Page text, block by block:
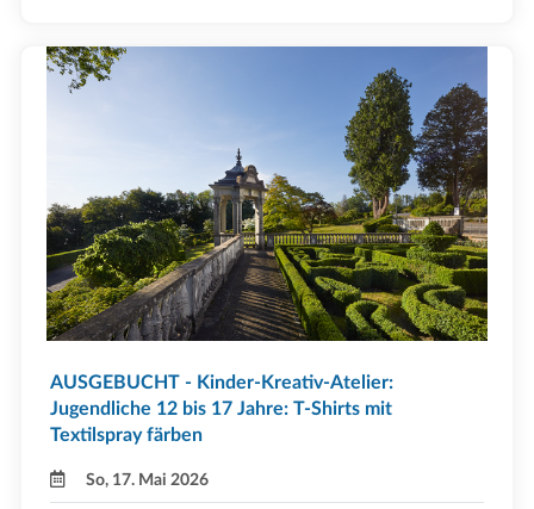
AUSGEBUCHT - Kinder-Kreativ-Atelier:
Jugendliche 12 bis 17 Jahre: T-Shirts mit
Textilspray färben
So, 17. Mai 2026